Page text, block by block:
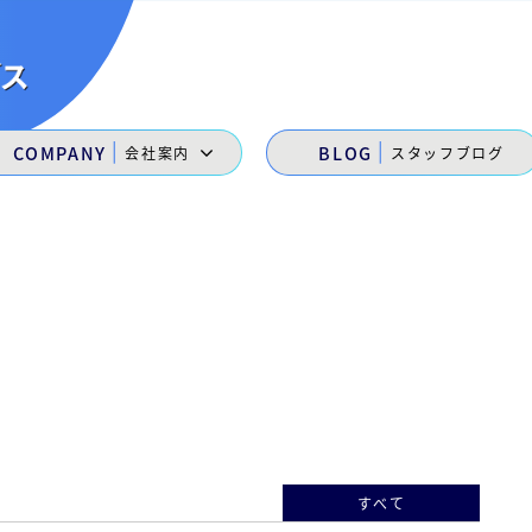
COMPANY | 会社案内 BLOG | スタッフブログ
すべて